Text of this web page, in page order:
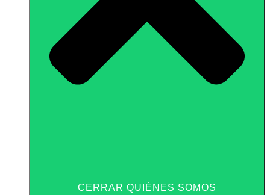
CERRAR QUIÉNES SOMOS